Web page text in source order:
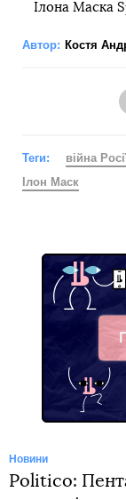
Ілона Маска
Автор: Костя
Теги: війна
Ілон Маск
Новини
Politico: